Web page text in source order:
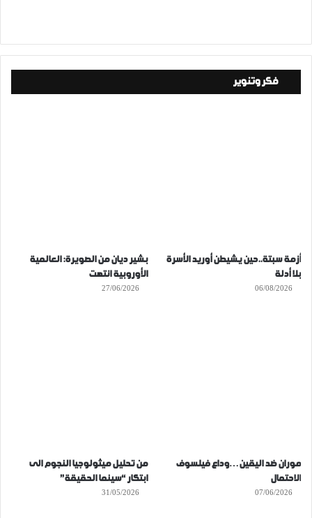
فكر وتنوير
أزمة سبتة..حين يشيطن أوريد الأسرة
بلا أدلة
06/08/2026
بشير ديان من الصويرة: العالمية
الأوروبية انتهت
27/06/2026
موران ضد اليقين…وداع فيلسوف
الاحتمال
07/06/2026
من تحليل ميثولوجيا النجوم الى
ابتكار “سينما الحقيقة”
31/05/2026